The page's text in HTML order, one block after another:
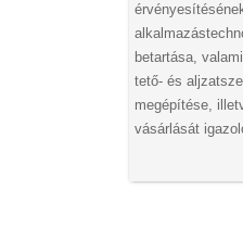
betartása,
tető- és
megépítése,
vásárlását